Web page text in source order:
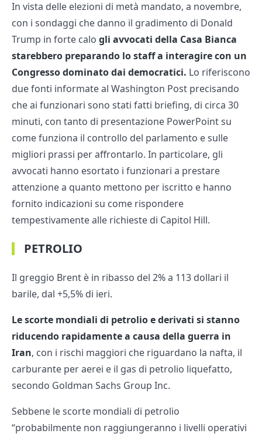
In vista delle elezioni di metà mandato, a novembre,
con i sondaggi che danno il gradimento di Donald
Trump in forte calo gli avvocati della Casa Bianca
starebbero preparando lo staff a interagire con un
Congresso dominato dai democratici. Lo riferiscono
due fonti informate al Washington Post precisando
che ai funzionari sono stati fatti briefing, di circa 30
minuti, con tanto di presentazione PowerPoint su
come funziona il controllo del parlamento e sulle
migliori prassi per affrontarlo. In particolare, gli
avvocati hanno esortato i funzionari a prestare
attenzione a quanto mettono per iscritto e hanno
fornito indicazioni su come rispondere
tempestivamente alle richieste di Capitol Hill.
PETROLIO
Il greggio Brent è in ribasso del 2% a 113 dollari il
barile, dal +5,5% di ieri.
Le scorte mondiali di petrolio e derivati si stanno
riducendo rapidamente a causa della guerra in
Iran, con i rischi maggiori che riguardano la nafta, il
carburante per aerei e il gas di petrolio liquefatto,
secondo Goldman Sachs Group Inc.
Sebbene le scorte mondiali di petrolio
“probabilmente non raggiungeranno i livelli operativi